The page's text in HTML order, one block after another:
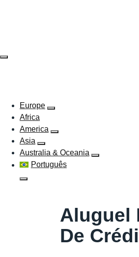
Europe
Africa
America
Asia
Australia & Oceania
Português
Aluguel
De